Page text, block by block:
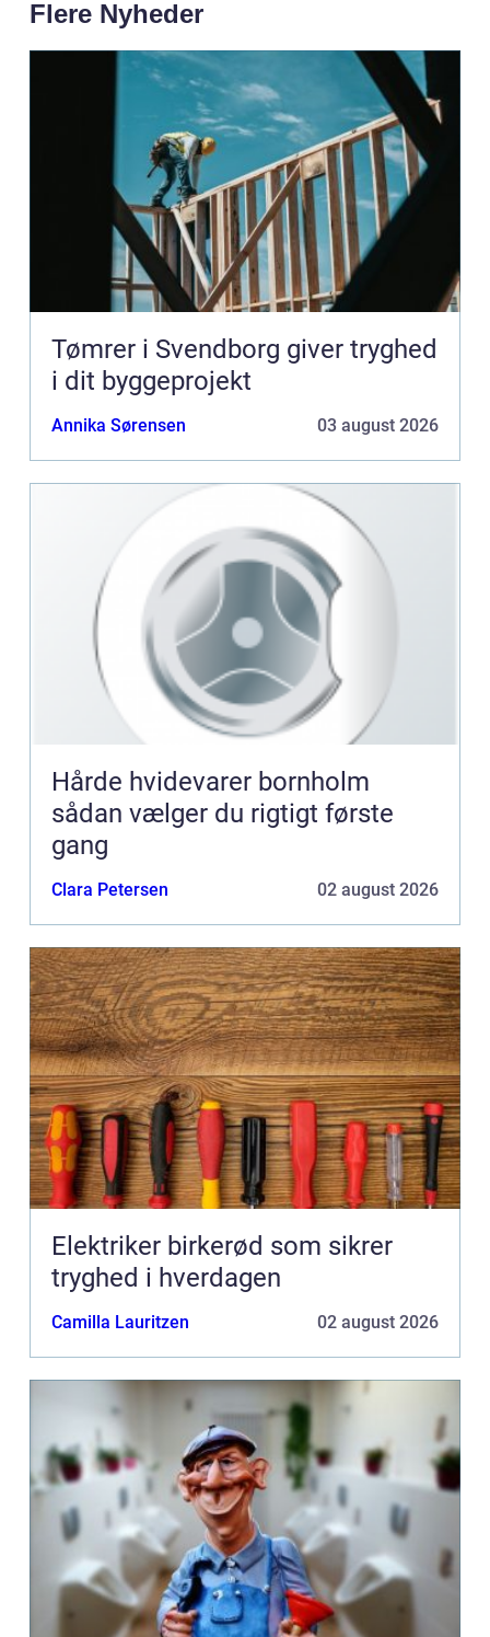
Flere Nyheder
Tømrer i Svendborg giver tryghed
i dit byggeprojekt
Annika Sørensen 03 august 2026
Hårde hvidevarer bornholm
sådan vælger du rigtigt første
gang
Clara Petersen 02 august 2026
Elektriker birkerød som sikrer
tryghed i hverdagen
Camilla Lauritzen 02 august 2026